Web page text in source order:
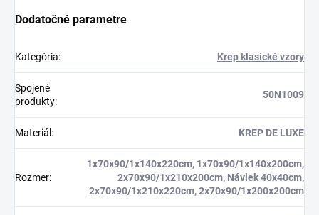
Dodatočné parametre
Kategória: Krep klasické vzory
Spojené
produkty:
50N1009
Materiál : KREP DE LUXE
Rozmer:
1x70x90/1x140x220cm, 1x70x90/1x140x200cm,
2x70x90/1x210x200cm, Návlek 40x40cm,
2x70x90/1x210x220cm, 2x70x90/1x200x200cm